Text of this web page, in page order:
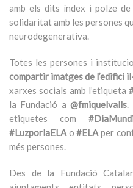
amb els dits índex i polze
solidaritat amb les persones
neurodegenerativa.
Totes les persones i
compartir imatges de l’edifici
xarxes socials amb l’etiqueta
la Fundació a @fmiquelvalls.
etiquetes com
#LuzporlaELAo#ELAper
més persones.
Des de la Fundació